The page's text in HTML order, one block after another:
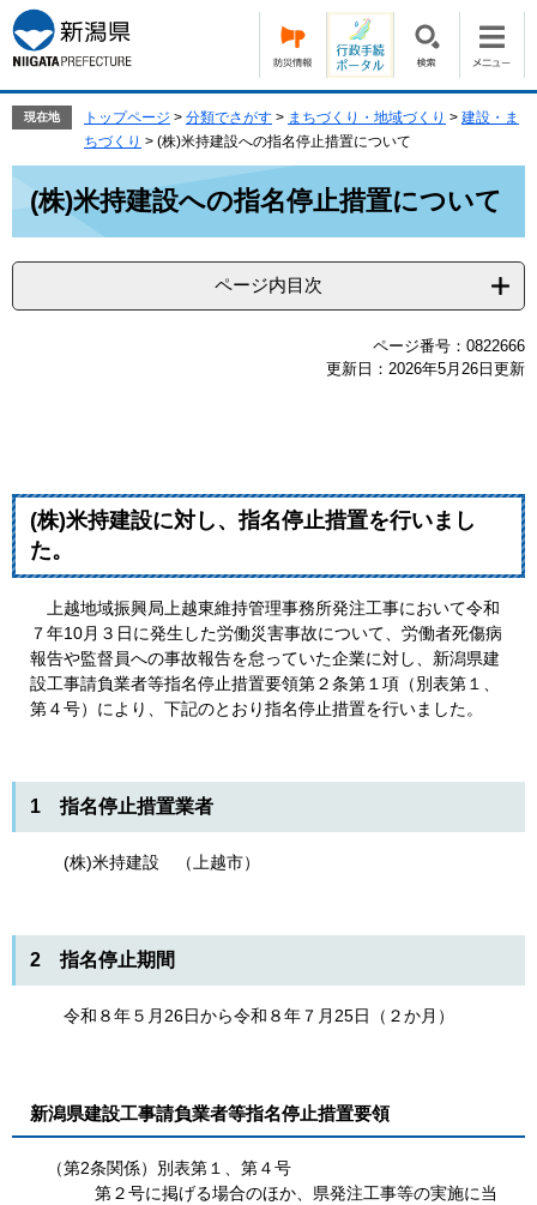
ー
ジ
の
で
ニ
ュ
ー
ば
本
文
現在地 トップページ > 分類でさがす > まちづくり・地域づくり > 建設・ま
ちづくり > (株)米持建設への指名停止措置について
(株)米持建設への指名停止措置について
ページ内目次
ページ番号：0822666
更新日：2026年5月26日更新
(株)米持建設に対し、指名停止措置を行いまし
た。
上越地域振興局上越東維持管理事務所発注工事において令和
７年10月３日に発生した労働災害事故について、労働者死傷病
報告や監督員への事故報告を怠っていた企業に対し、新潟県建
設工事請負業者等指名停止措置要領第２条第１項（別表第１、
第４号）により、下記のとおり指名停止措置を行いました。
1 指名停止措置業者
(株)米持建設 （上越市）
2 指名停止期間
令和８年５月26日から令和８年７月25日（２か月）
新潟県建設工事請負業者等指名停止措置要領
（第2条関係）別表第１、第４号
第２号に掲げる場合のほか、県発注工事等の実施に当